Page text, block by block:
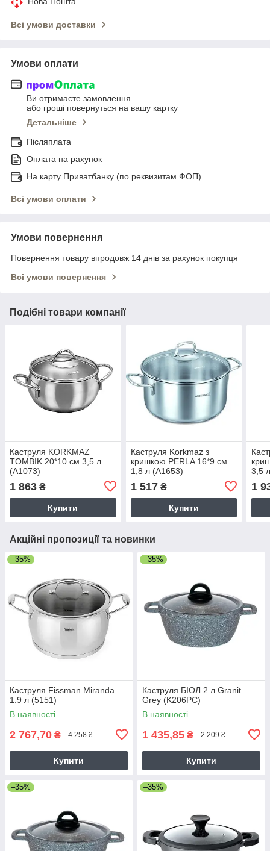
Всі умови доставки
Умови оплати
Ви отримаєте замовлення
або гроші повернуться на вашу картку
Детальніше
Післяплата
Оплата на рахунок
На карту Приватбанку (по реквизитам ФОП)
Всі умови оплати
Умови повернення
Повернення товару впродовж 14 днів за рахунок покупця
Всі умови повернення
Подібні товари компанії
Каструля KORKMAZ
TOMBIK 20*10 см 3,5 л
(A1073)
1 863 ₴
Купити
Каструля Korkmaz з
кришкою PERLA 16*9 см
1,8 л (A1653)
1 517₴
Купити
3,5
1
Акційні пропозиції та новинки
–35%
Каструля Fissman Miranda
1.9 л (5151)
В наявності
2 767,70 ₴ 4 258 ₴
Купити
–35%
Каструля БІОЛ 2 л Granit
Grey (K206PC)
В наявності
1 435,85 ₴ 2 209 ₴
Купити
–35% –35%